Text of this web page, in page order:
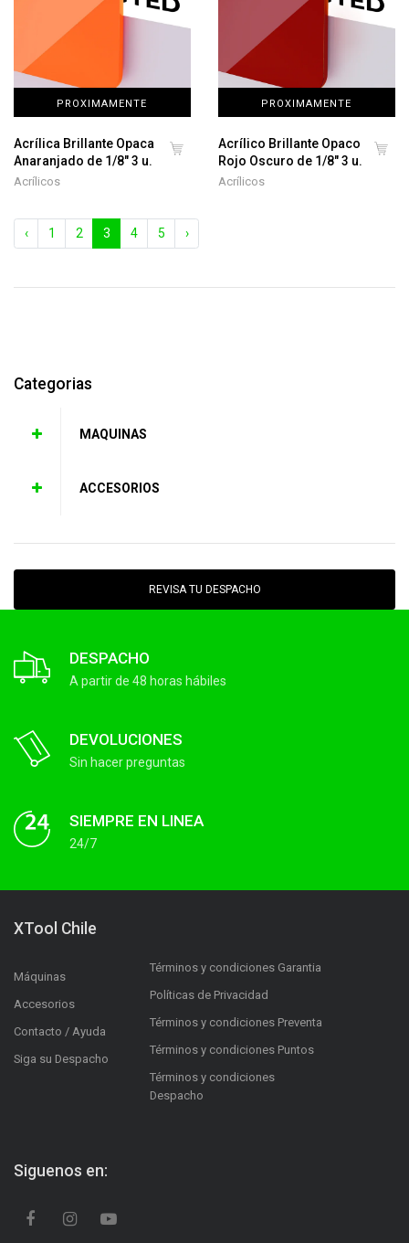
PROXIMAMENTE
Acrílica Brillante Opaca
Anaranjado de 1/8" 3 u.
Acrílicos
PROXIMAMENTE
Acrílico Brillante Opaco
Rojo Oscuro de 1/8" 3 u.
Acrílicos
‹ 1 2 3 4 5 ›
Categorias
MAQUINAS
ACCESORIOS
REVISA TU DESPACHO
DESPACHO
A partir de 48 horas hábiles
DEVOLUCIONES
Sin hacer preguntas
SIEMPRE EN LINEA
24/7
XTool Chile
Máquinas
Accesorios
Contacto / Ayuda
Siga su Despacho
Términos y condiciones Garantia
Políticas de Privacidad
Términos y condiciones Preventa
Términos y condiciones Puntos
Términos y condiciones
Despacho
Siguenos en: